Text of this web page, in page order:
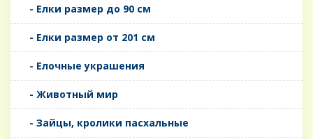
- Елки размер до 90 см
- Елки размер от 201 см
- Елочные украшения
- Животный мир
- Зайцы, кролики пасхальные